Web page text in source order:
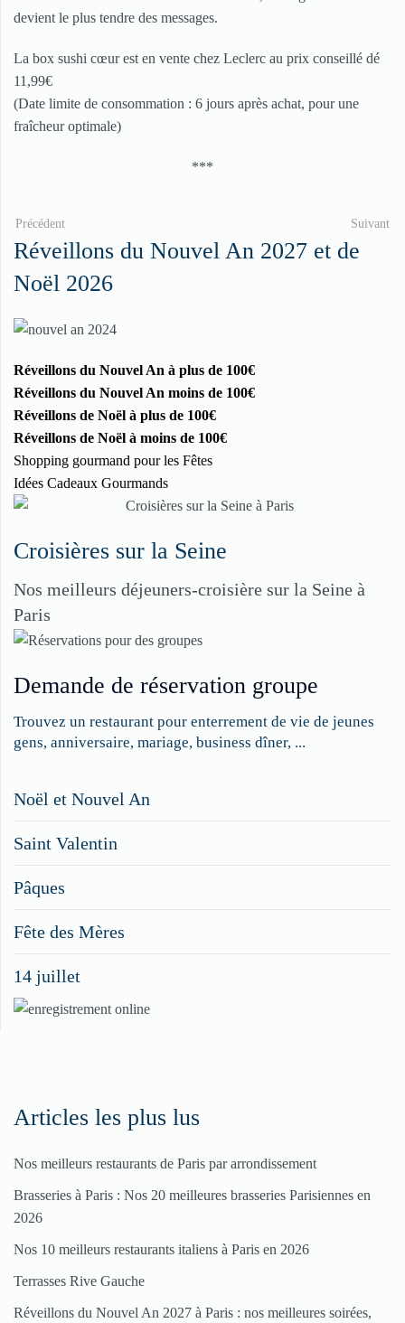
devient le plus tendre des messages.
La box sushi cœur est en vente chez Leclerc au prix conseillé dé
11,99€
(Date limite de consommation : 6 jours après achat, pour une
fraîcheur optimale)
***
Précédent Suivant
Réveillons du Nouvel An 2027 et de
Noël 2026
Réveillons du Nouvel An à plus de 100€
Réveillons du Nouvel An moins de 100€
Réveillons de Noël à plus de 100€
Réveillons de Noël à moins de 100€
Shopping gourmand pour les Fêtes
Idées Cadeaux Gourmands
Croisières sur la Seine
Nos meilleurs déjeuners-croisière sur la Seine à
Paris
Demande de réservation groupe
Trouvez un restaurant pour enterrement de vie de jeunes
gens, anniversaire, mariage, business dîner, ...
enregistrer
restaurant
ici
Noël et Nouvel An
Saint Valentin
Pâques
Fête des Mères
14 juillet
Articles les plus lus
Nos meilleurs restaurants de Paris par arrondissement
Brasseries à Paris : Nos 20 meilleures brasseries Parisiennes en
2026
Nos 10 meilleurs restaurants italiens à Paris en 2026
Terrasses Rive Gauche
Réveillons du Nouvel An 2027 à Paris : nos meilleures soirées,